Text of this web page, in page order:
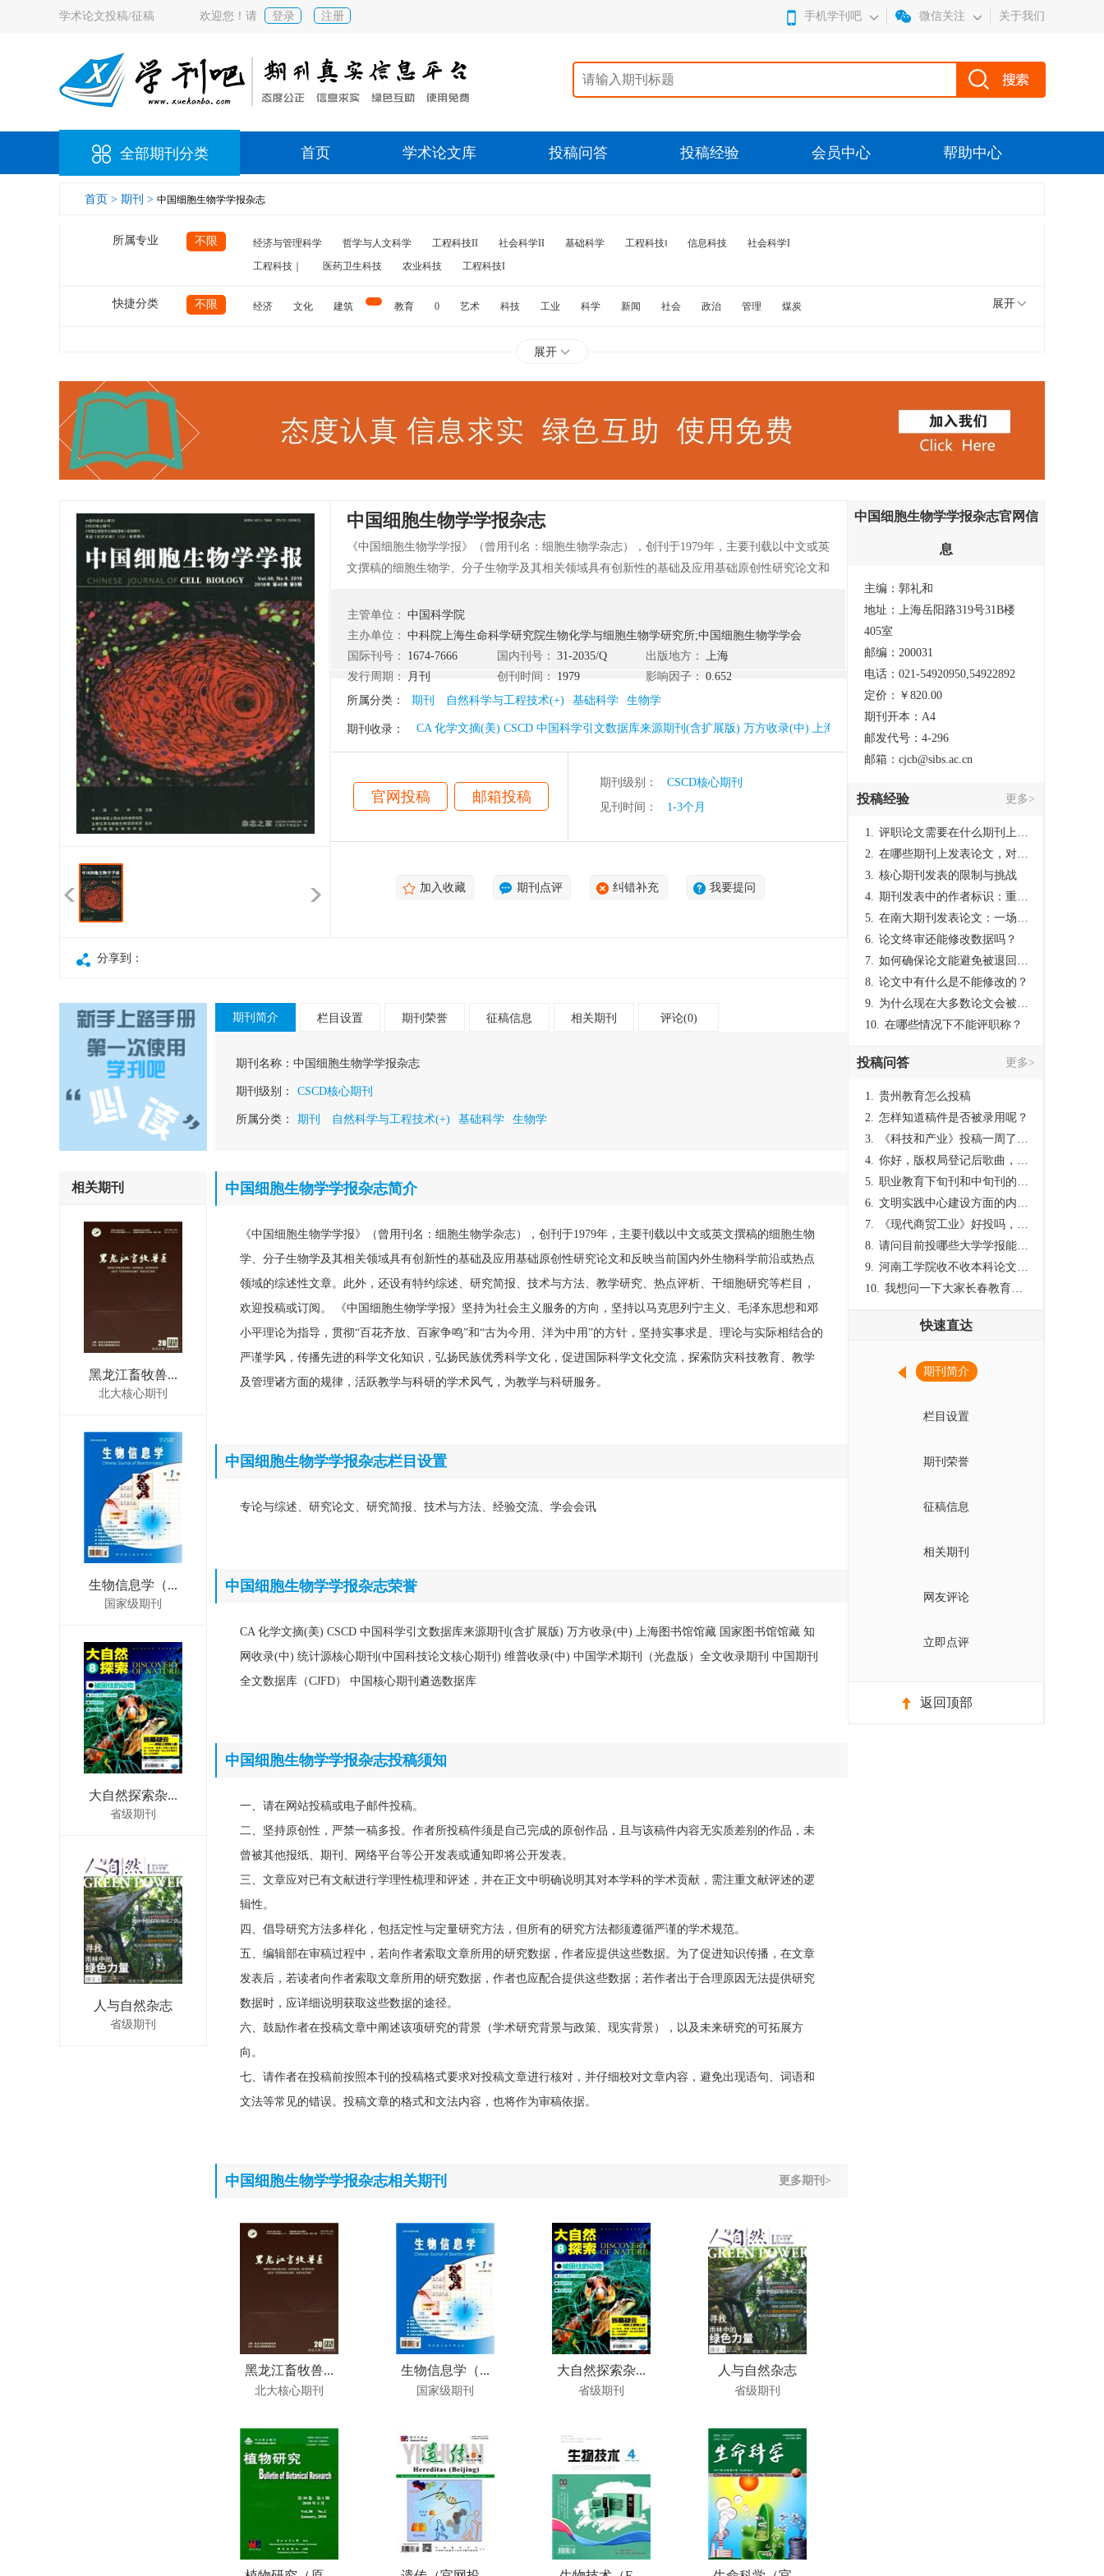
学术论文投稿/征稿 欢迎您！请 登录 注册 手机学刊吧 微信关注 关于我们
全部期刊分类 首页 学术论文库 投稿问答 投稿经验 会员中心 帮助中心
首页 > 期刊 > 中国细胞生物学学报杂志
所属专业 不限 经济与管理科学 哲学与人文科学 工程科技II 社会科学II 基础科学 工程科技‖ 信息科技
社会科学I
工程科技｜
医药卫生科技 农业科技 工程科技I
快捷分类 不限 经济 文化 建筑 教育 0 艺术 科技 工业 科学 新闻 社会 政治 管理
煤炭
展开
展开
中国细胞生物学学报杂志
《中国细胞生物学学报》（曾用刊名：细胞生物学杂志），创刊于1979年，主要刊载以中文或英
文撰稿的细胞生物学、分子生物学及其相关领域具有创新性的基础及应用基础原创性研究论文和
术与方法、教学研究、热点评析、干细胞研究等栏目，欢迎投稿或订阅。 《中国细胞生物学学
报》坚持为社会主义服务的方向，坚持以马克思列宁主义、毛泽东思想和邓小平理论为指导，贯
彻“百花齐放、百家争鸣”和“古为今用、洋为中用”的方针，坚持实事求是、理论与实际相结合的
严谨学风，传播先进的科学文化知识，弘扬民族优秀科学文化，促进国际科学文化交流，探索防
灾科技教育、教学及管理诸方面的规律，活跃教学与科研的学术风气，为教学与科研服务。
主管单位： 中国科学院
主办单位： 中科院上海生命科学研究院生物化学与细胞生物学研究所;中国细胞生物学学会
国际刊号：
1674-7666 国内刊号： 31-2035/Q 出版地方：
上海
发行周期：
月刊 创刊时间： 1979 影响因子：
0.652
所属分类：
期刊 自然科学与工程技术(+) 基础科学 生物学
期刊收录： CA 化学文摘(美) CSCD 中国科学引文数据库来源期刊(含扩展版) 万方收录(中) 上海图书馆馆藏 国家图书馆馆藏 知网收录(中) 统计源核
官网投稿 邮箱投稿
期刊级别：
CSCD核心期刊
见刊时间：
1-3个月
加入收藏 期刊点评 纠错补充 我要提问
分享到：
相关期刊
黑龙江畜牧兽...
北大核心期刊
生物信息学（...
国家级期刊
大自然探索杂...
省级期刊
人与自然杂志
省级期刊
期刊简介 栏目设置 期刊荣誉 征稿信息 相关期刊 评论(0)
期刊名称： 中国细胞生物学学报杂志
期刊级别： CSCD核心期刊
所属分类： 期刊 自然科学与工程技术(+) 基础科学 生物学
中国细胞生物学学报杂志简介
《中国细胞生物学学报》（曾用刊名：细胞生物学杂志），创刊于1979年，主要刊载以中文或英文撰稿的细胞生物
学、分子生物学及其相关领域具有创新性的基础及应用基础原创性研究论文和反映当前国内外生物科学前沿或热点
领域的综述性文章。此外，还设有特约综述、研究简报、技术与方法、教学研究、热点评析、干细胞研究等栏目，
欢迎投稿或订阅。 《中国细胞生物学学报》坚持为社会主义服务的方向，坚持以马克思列宁主义、毛泽东思想和邓
小平理论为指导，贯彻“百花齐放、百家争鸣”和“古为今用、洋为中用”的方针，坚持实事求是、理论与实际相结合的
严谨学风，传播先进的科学文化知识，弘扬民族优秀科学文化，促进国际科学文化交流，探索防灾科技教育、教学
及管理诸方面的规律，活跃教学与科研的学术风气，为教学与科研服务。
中国细胞生物学学报杂志栏目设置
专论与综述、研究论文、研究简报、技术与方法、经验交流、学会会讯
中国细胞生物学学报杂志荣誉
CA 化学文摘(美) CSCD 中国科学引文数据库来源期刊(含扩展版) 万方收录(中) 上海图书馆馆藏 国家图书馆馆藏 知
网收录(中) 统计源核心期刊(中国科技论文核心期刊) 维普收录(中) 中国学术期刊（光盘版）全文收录期刊 中国期刊
全文数据库（CJFD） 中国核心期刊遴选数据库
中国细胞生物学学报杂志投稿须知
一、请在网站投稿或电子邮件投稿。
二、坚持原创性，严禁一稿多投。作者所投稿件须是自己完成的原创作品，且与该稿件内容无实质差别的作品，未
曾被其他报纸、期刊、网络平台等公开发表或通知即将公开发表。
三、文章应对已有文献进行学理性梳理和评述，并在正文中明确说明其对本学科的学术贡献，需注重文献评述的逻
辑性。
四、倡导研究方法多样化，包括定性与定量研究方法，但所有的研究方法都须遵循严谨的学术规范。
五、编辑部在审稿过程中，若向作者索取文章所用的研究数据，作者应提供这些数据。为了促进知识传播，在文章
发表后，若读者向作者索取文章所用的研究数据，作者也应配合提供这些数据；若作者出于合理原因无法提供研究
数据时，应详细说明获取这些数据的途径。
六、鼓励作者在投稿文章中阐述该项研究的背景（学术研究背景与政策、现实背景），以及未来研究的可拓展方
向。
七、请作者在投稿前按照本刊的投稿格式要求对投稿文章进行核对，并仔细校对文章内容，避免出现语句、词语和
文法等常见的错误。投稿文章的格式和文法内容，也将作为审稿依据。
中国细胞生物学学报杂志相关期刊 更多期刊>
黑龙江畜牧兽...
北大核心期刊
生物信息学（...
国家级期刊
大自然探索杂...
省级期刊
人与自然杂志
省级期刊
中国细胞生物学学报杂志官网信
息
主编：郭礼和
地址：上海岳阳路319号31B楼
405室
邮编：200031
电话：021-54920950,54922892
定价：￥820.00
期刊开本：A4
邮发代号：4-296
邮箱：cjcb@sibs.ac.cn
投稿经验 更多>
1. 评职论文需要在什么期刊上发表？
2. 在哪些期刊上发表论文，对考研有优势？
3. 核心期刊发表的限制与挑战
4. 期刊发表中的作者标识：重要性与实践
5. 在南大期刊发表论文：一场知识探索与学术成就的旅程
6. 论文终审还能修改数据吗？
7. 如何确保论文能避免被退回：关键条件与策略
8. 论文中有什么是不能修改的？
9. 为什么现在大多数论文会被评判为AI撰写？（深度剖析查重机制下的困境与出路）
10. 在哪些情况下不能评职称？
投稿问答 更多>
1. 贵州教育怎么投稿
2. 怎样知道稿件是否被录用呢？
3.
《科技和产业》投稿一周了仍是“已发回执”状态，这是什么意思？什么时候外审？
4. 你好，版权局登记后歌曲，这里能否发表
5. 职业教育下旬刊和中旬刊的国内刊号一样，他们有什么区别，两本刊物都是真的吗？
6. 文明实践中心建设方面的内容适合那种期刊
7.
《现代商贸工业》好投吗，版面费多少？
8. 请问目前投哪些大学学报能较快出刊啊
9. 河南工学院收不收本科论文呀？
10. 我想问一下大家长春教育学院学报是本科学报吗？
快速直达
期刊简介
栏目设置
期刊荣誉
征稿信息
相关期刊
网友评论
立即点评
返回顶部